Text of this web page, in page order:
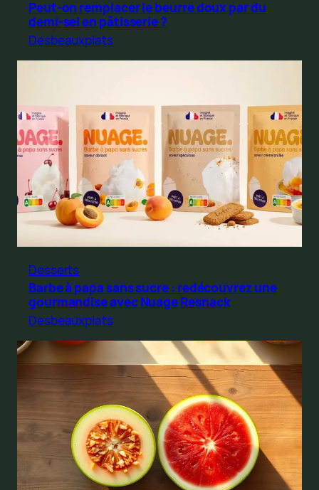
Peut-on remplacer le beurre doux par du
demi-sel en pâtisserie ?
Desbeauxplats
Desserts
Barbe à papa sans sucre : redécouvrez une
gourmandise avec Nuage Resnack
Desbeauxplats